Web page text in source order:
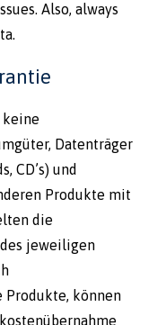
Also, always
keine
Datenträger
CD’s) und
Produkte mit
die
jeweiligen
Produkte, können